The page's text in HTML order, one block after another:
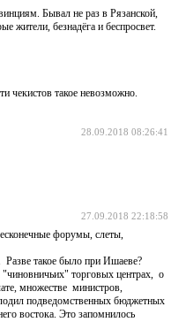
Бывал не раз в Рязанской,
жители, безнадёга и беспросвет.
чекистов такое невозможно.
28.09.2018 08:26:41
27.09.2018 22:18:58
форумы, слеты,
Разве такое было при Ишаеве?
торговых центрах, о
множестве министров,
подведомственных бюджетных
востока. Это запомнилось